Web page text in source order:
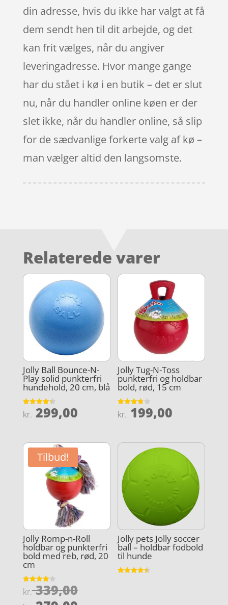
din adresse, hvis du ikke har valgt at få
dem sendt hen til dit arbejde, og det
kan frit vælges, når du angiver
leveringadresse. Hvor mange gange
har du stået i kø i en butik – det er slut
nu, når du handler online køen er der
slet ikke, når du handler online, så slip
for de sædvanlige forkerte valg af kø –
man vælger altid den langsomste.
Relaterede varer
Jolly Ball Bounce-N-
Play solid punkterfri
hundehold, 20 cm, blå
Vurderet
4.3
kr. 299,00
Jolly Tug-N-Toss
punkterfri og holdbar
bold, rød, 15 cm
Vurderet
3.8
kr. 199,00
Tilbud!
Jolly Romp-n-Roll
holdbar og punkterfri
bold med reb, rød, 20
cm
Vurderet
4
kr.339,00Den
Jolly pets Jolly soccer
ball – holdbar fodbold
til hunde